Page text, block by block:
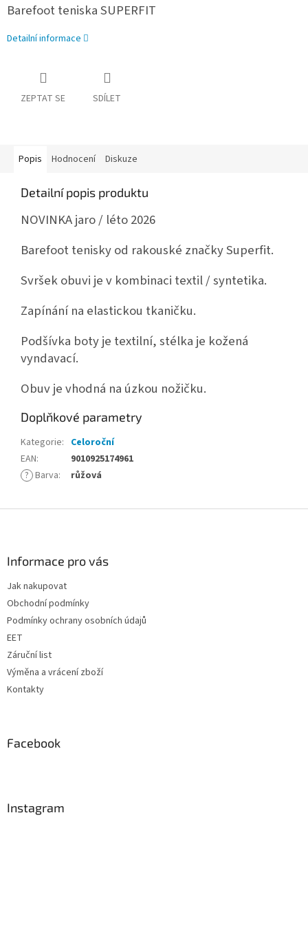
Barefoot teniska SUPERFIT
Detailní informace
ZEPTAT SE SDÍLET
Popis Hodnocení Diskuze
Detailní popis produktu
NOVINKA jaro / léto 2026
Barefoot tenisky od rakouské značky Superfit.
Svršek obuvi je v kombinaci textil / syntetika.
Zapínání na elastickou tkaničku.
Podšívka boty je textilní, stélka je kožená
vyndavací.
Obuv je vhodná na úzkou nožičku.
Doplňkové parametry
Kategorie: Celoroční
EAN:
9010925174961
? Barva: růžová
Informace pro vás
Jak nakupovat
Obchodní podmínky
Podmínky ochrany osobních údajů
EET
Záruční list
Výměna a vrácení zboží
Kontakty
Facebook
Instagram